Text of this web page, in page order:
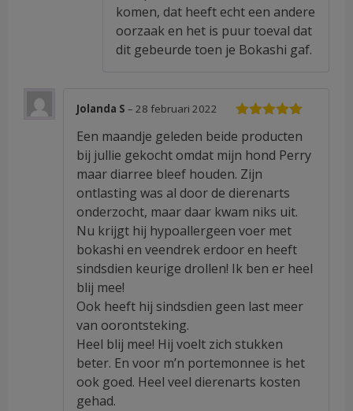
komen, dat heeft echt een andere
oorzaak en het is puur toeval dat
dit gebeurde toen je Bokashi gaf.
5 uit 5
Jolanda S– 28 februari 2022
Een maandje geleden beide producten
bij jullie gekocht omdat mijn hond Perry
maar diarree bleef houden. Zijn
ontlasting was al door de dierenarts
onderzocht, maar daar kwam niks uit.
Nu krijgt hij hypoallergeen voer met
bokashi en veendrek erdoor en heeft
sindsdien keurige drollen! Ik ben er heel
blij mee!
Ook heeft hij sindsdien geen last meer
van oorontsteking.
Heel blij mee! Hij voelt zich stukken
beter. En voor m’n portemonnee is het
ook goed. Heel veel dierenarts kosten
gehad.